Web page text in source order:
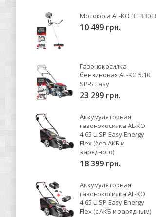
Мотокоса AL-KO BC 330 B
10 499 грн.
Газонокосилка
бензиновая AL-KO 5.10
SP-S Easy
23 299 грн.
Аккумуляторная
газонокосилка AL-KO
4.65 Li SP Easy Energy
Flex (без АКБ и
зарядного)
18 399 грн.
Аккумуляторная
газонокосилка AL-KO
4.65 Li SP Easy Energy
Flex (с АКБ и зарядным)